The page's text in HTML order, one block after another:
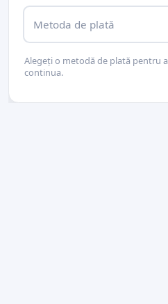
Metoda de plată
Alegeți o metodă de plată pentru a
continua.